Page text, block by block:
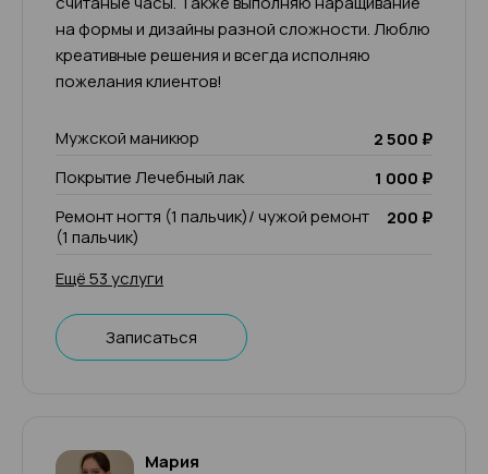
на формы и дизайны разной сложности. Люблю
креативные решения и всегда исполняю
пожелания клиентов!
Мужской маникюр
2 500 ₽
Покрытие Лечебный лак
1 000 ₽
Ремонт ногтя (1 пальчик)/ чужой ремонт
(1 пальчик)
200 ₽
Ещё 53 услуги
Записаться
Мария